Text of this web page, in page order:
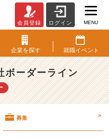
会員登録 ログイン MENU
企業を探す 就職イベント
ボーダーライン
募集 >